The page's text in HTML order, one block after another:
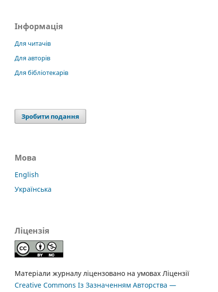
Інформація
Для читачів
Для авторів
Для бібліотекарів
Зробити подання
Мова
English
Українська
Ліцензія
Матеріали журналу ліцензовано на умовах Ліцензії
Creative Commons Із Зазначенням Авторства —